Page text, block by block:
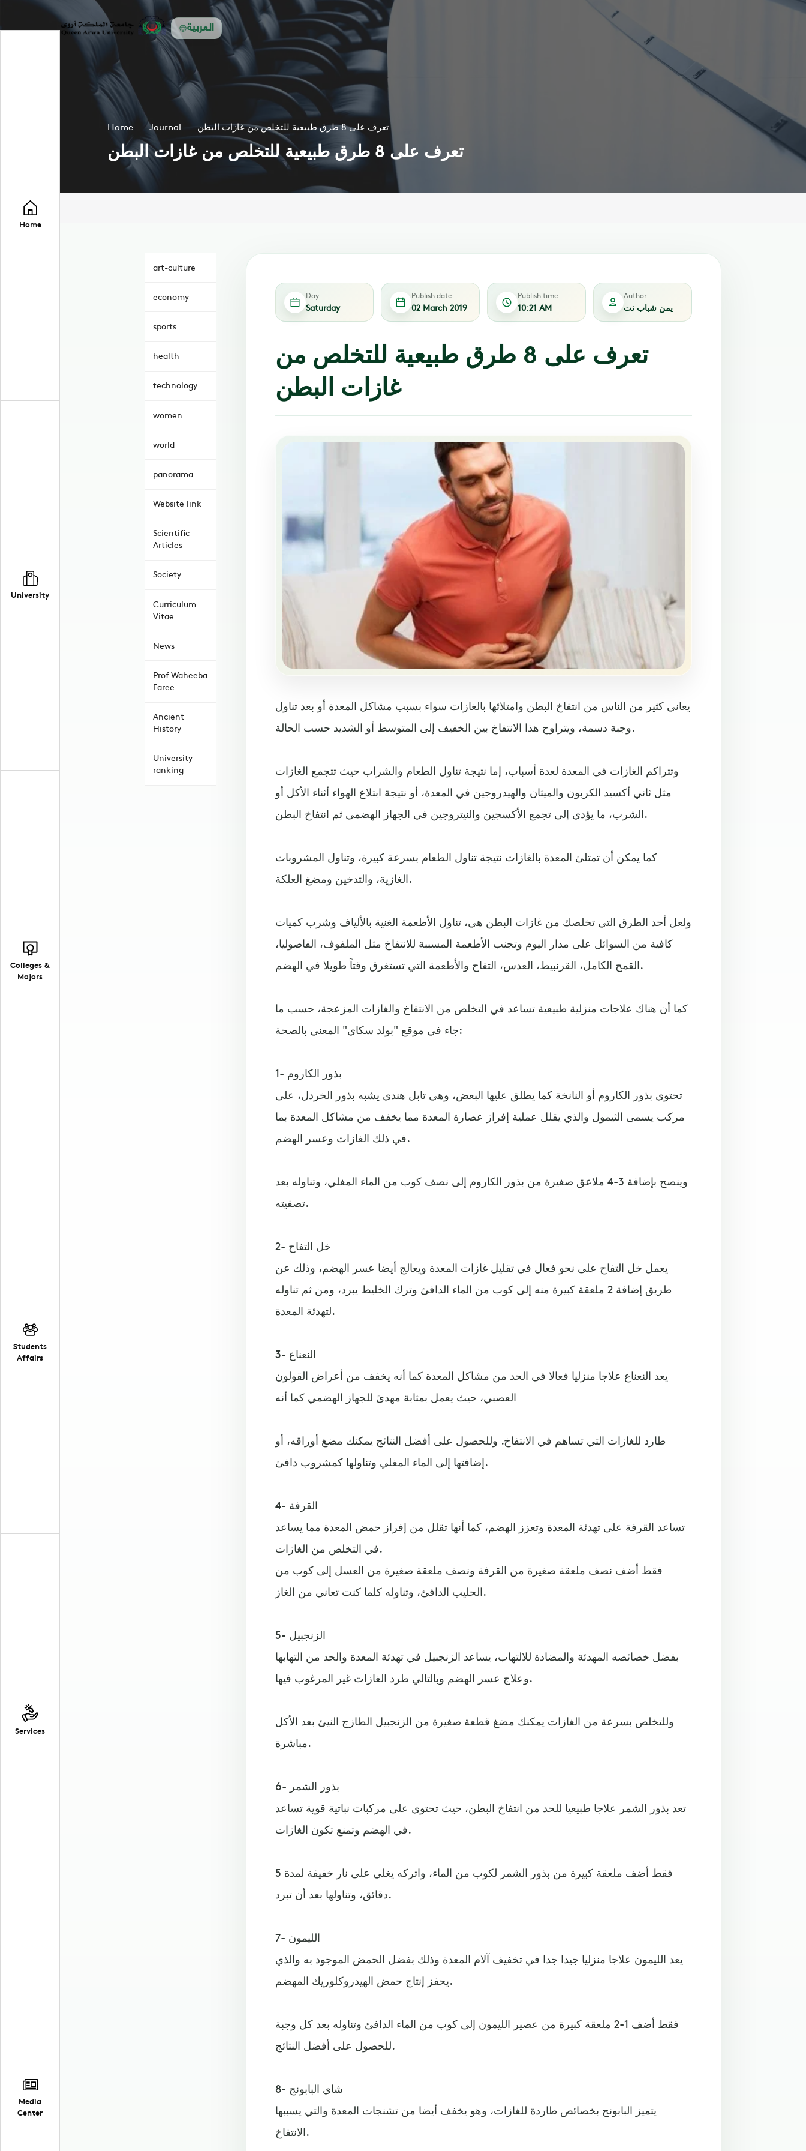
العربية
Home
University
Colleges &
Majors
Students
Affairs
Services
Media
Center
Home Journal تعرف على 8 طرق طبيعية للتخلص من غازات البطن
تعرف على 8 طرق طبيعية للتخلص من غازات البطن
art-culture
economy
sports
health
technology
women
world
panorama
Website link
Scientific
Articles
Society
Curriculum
Vitae
News
Prof.Waheeba
Faree
Ancient
History
University
ranking
Day
Saturday
Publish date
02 March 2019
Publish time
10:21 AM
Author
يمن شباب نت
تعرف على 8 طرق طبيعية للتخلص من
غازات البطن
يعاني كثير من الناس من انتفاخ البطن وامتلائها بالغازات سواء بسبب مشاكل المعدة أو بعد تناول
وجبة دسمة، ويتراوح هذا الانتفاخ بين الخفيف إلى المتوسط أو الشديد حسب الحالة.
وتتراكم الغازات في المعدة لعدة أسباب، إما نتيجة تناول الطعام والشراب حيث تتجمع الغازات
مثل ثاني أكسيد الكربون والميثان والهيدروجين في المعدة، أو نتيجة ابتلاع الهواء أثناء الأكل أو
الشرب، ما يؤدي إلى تجمع الأكسجين والنيتروجين في الجهاز الهضمي ثم انتفاخ البطن.
كما يمكن أن تمتلئ المعدة بالغازات نتيجة تناول الطعام بسرعة كبيرة، وتناول المشروبات
الغازية، والتدخين ومضغ العلكة.
ولعل أحد الطرق التي تخلصك من غازات البطن هي، تناول الأطعمة الغنية بالألياف وشرب كميات
كافية من السوائل على مدار اليوم وتجنب الأطعمة المسببة للانتفاخ مثل الملفوف، الفاصوليا،
القمح الكامل، القرنبيط، العدس، التفاح والأطعمة التي تستغرق وقتاً طويلا في الهضم.
كما أن هناك علاجات منزلية طبيعية تساعد في التخلص من الانتفاخ والغازات المزعجة، حسب ما
جاء في موقع "بولد سكاي" المعني بالصحة:
1- بذور الكاروم
تحتوي بذور الكاروم أو النانخة كما يطلق عليها البعض، وهي تابل هندي يشبه بذور الخردل، على
مركب يسمى الثيمول والذي يقلل عملية إفراز عصارة المعدة مما يخفف من مشاكل المعدة بما
في ذلك الغازات وعسر الهضم.
وينصح بإضافة 3-4 ملاعق صغيرة من بذور الكاروم إلى نصف كوب من الماء المغلي، وتناوله بعد
تصفيته.
2- خل التفاح
يعمل خل التفاح على نحو فعال في تقليل غازات المعدة ويعالج أيضا عسر الهضم، وذلك عن
طريق إضافة 2 ملعقة كبيرة منه إلى كوب من الماء الدافئ وترك الخليط يبرد، ومن ثم تناوله
لتهدئة المعدة.
3- النعناع
يعد النعناع علاجا منزليا فعالا في الحد من مشاكل المعدة كما أنه يخفف من أعراض القولون
العصبي، حيث يعمل بمثابة مهدئ للجهاز الهضمي كما أنه
طارد للغازات التي تساهم في الانتفاخ. وللحصول على أفضل النتائج يمكنك مضغ أوراقه، أو
إضافتها إلى الماء المغلي وتناولها كمشروب دافئ.
4- القرفة
تساعد القرفة على تهدئة المعدة وتعزز الهضم، كما أنها تقلل من إفراز حمض المعدة مما يساعد
في التخلص من الغازات.
فقط أضف نصف ملعقة صغيرة من القرفة ونصف ملعقة صغيرة من العسل إلى كوب من
الحليب الدافئ، وتناوله كلما كنت تعاني من الغاز.
5- الزنجبيل
بفضل خصائصه المهدئة والمضادة للالتهاب، يساعد الزنجبيل في تهدئة المعدة والحد من التهابها
وعلاج عسر الهضم وبالتالي طرد الغازات غير المرغوب فيها.
وللتخلص بسرعة من الغازات يمكنك مضغ قطعة صغيرة من الزنجبيل الطازج النيئ بعد الأكل
مباشرة.
6- بذور الشمر
تعد بذور الشمر علاجا طبيعيا للحد من انتفاخ البطن، حيث تحتوي على مركبات نباتية قوية تساعد
في الهضم وتمنع تكون الغازات.
فقط أضف ملعقة كبيرة من بذور الشمر لكوب من الماء، واتركه يغلي على نار خفيفة لمدة 5
دقائق، وتناولها بعد أن تبرد.
7- الليمون
يعد الليمون علاجا منزليا جيدا جدا في تخفيف آلام المعدة وذلك بفضل الحمض الموجود به والذي
يحفز إنتاج حمض الهيدروكلوريك المهضم.
فقط أضف 1-2 ملعقة كبيرة من عصير الليمون إلى كوب من الماء الدافئ وتناوله بعد كل وجبة
للحصول على أفضل النتائج.
8- شاي البابونج
يتميز البابونج بخصائص طاردة للغازات، وهو يخفف أيضا من تشنجات المعدة والتي يسببها
الانتفاخ.